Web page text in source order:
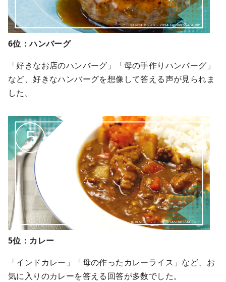
6位：ハンバーグ
「好きなお店のハンバーグ」「母の手作りハンバーグ」
など、好きなハンバーグを想像して答える声が見られま
した。
5位：カレー
「インドカレー」「母の作ったカレーライス」など、お
気に入りのカレーを答える回答が多数でした。